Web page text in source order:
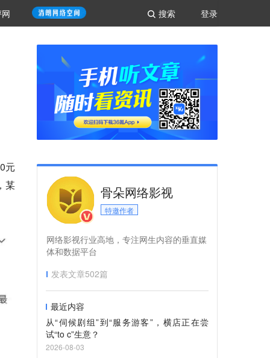
登录
搜索
元
某
骨朵网络影视
特邀作者
网络影视行业高地，专注网生内容的垂直媒
体和数据平台
发表文章502篇
最近内容
从“伺候剧组”到“服务游客”，横店正在尝
试“to c”生意？
2026-08-03